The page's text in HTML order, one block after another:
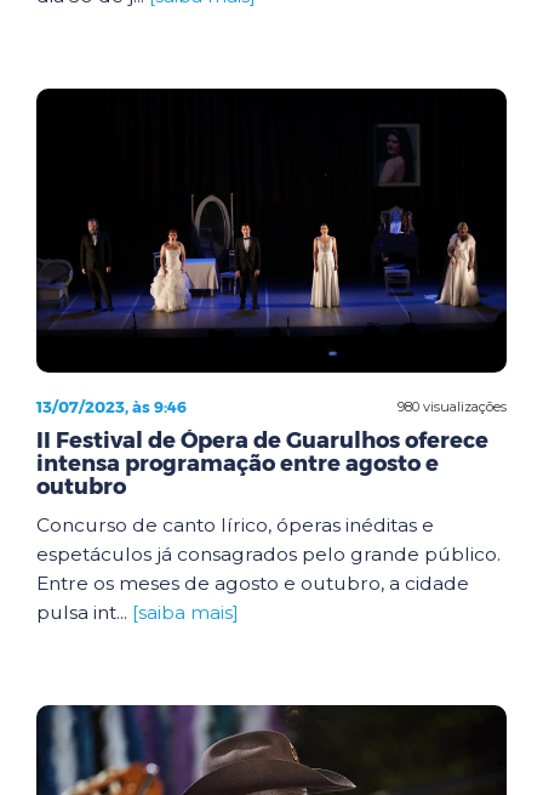
980 visualizações
13/07/2023, às 9:46
II Festival de Ópera de Guarulhos oferece
intensa programação entre agosto e
outubro
Concurso de canto lírico, óperas inéditas e
espetáculos já consagrados pelo grande público.
Entre os meses de agosto e outubro, a cidade
pulsa int... [saiba mais]